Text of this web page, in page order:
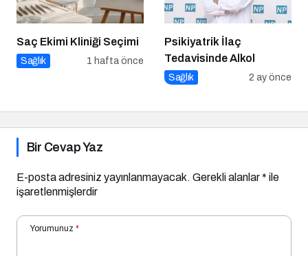
Saç Ekimi Kliniği Seçimi
Sağlık 1 hafta önce
Psikiyatrik İlaç
Tedavisinde Alkol
Sağlık 2 ay önce
Bir Cevap Yaz
E-posta adresiniz yayınlanmayacak. Gerekli alanlar* ile
işaretlenmişlerdir
Yorumunuz *